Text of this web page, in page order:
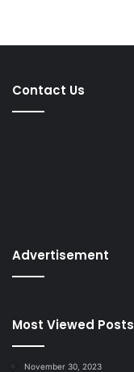
Contact Us
Advertisement
Most Viewed Posts
November 30, 2023